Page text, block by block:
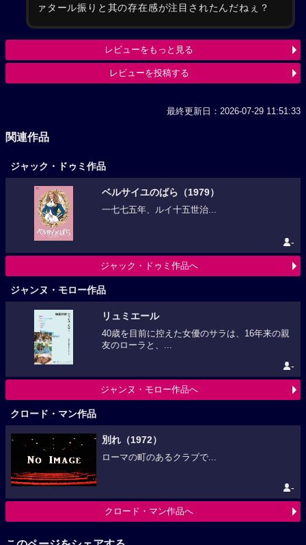
ァタール振りと其の存在感が注目されたんだねぇ？
レビューをもっと見る
レビューを投稿する
最終更新日：2026-07-29 11:51:33
関連作品
ジャック・ドゥミ作品
ベルサイユのばら（1979）
一七七五年、ルイ十五世治...
-
ジャック・ドゥミ作品へ
ジャンヌ・モロー作品
リュミエール
40歳を目前に控えた女優のサラは、16年来の親
友のローラと、...
-
ジャンヌ・モロー作品へ
クロード・マン作品
別れ（1972）
ローマの町のあるクラブで...
-
クロード・マン作品へ